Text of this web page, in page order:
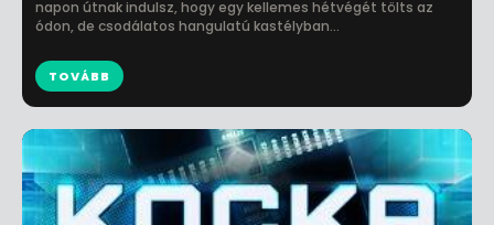
napon útnak indulsz, hogy egy kellemes hétvégét tölts az
ódon, de csodálatos hangulatú kastélyban...
TOVÁBB